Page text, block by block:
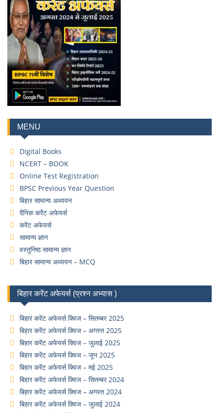
MENU
Digital Books
NCERT – BOOK
Online Test Registration
BPSC Previous Year Question
बिहार सामान्य अध्ययन
दैनिक करेंट अफेयर्स
करेंट अफेयर्स
सामान्य ज्ञान
वस्तुनिष्ठ सामान्य ज्ञान
बिहार सामान्य अध्ययन – MCQ
बिहार करेंट अफेयर्स (प्रश्न अभ्यास )
बिहार करेंट अफेयर्स क्विज – सितम्बर 2025
बिहार करेंट अफेयर्स क्विज – अगस्त 2025
बिहार करेंट अफेयर्स क्विज – जुलाई 2025
बिहार करेंट अफेयर्स क्विज – जून 2025
बिहार करेंट अफेयर्स क्विज – मई 2025
बिहार करेंट अफेयर्स क्विज – सितम्बर 2024
बिहार करेंट अफेयर्स क्विज – अगस्त 2024
बिहार करेंट अफेयर्स क्विज – जुलाई 2024